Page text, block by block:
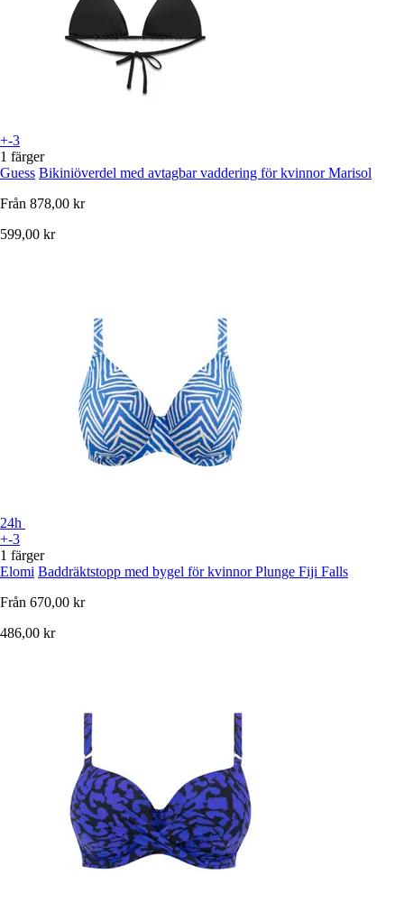
+-3
1 färger
Guess Bikiniöverdel med avtagbar vaddering för kvinnor Marisol
Från 878,00 kr
599,00 kr
24h
+-3
1 färger
Elomi Baddräktstopp med bygel för kvinnor Plunge Fiji Falls
Från 670,00 kr
486,00 kr